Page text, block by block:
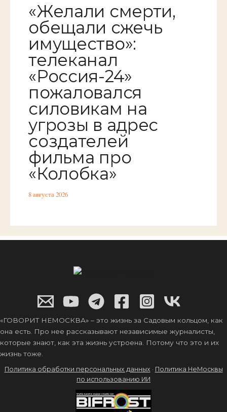
«Желали смерти,
обещали сжечь
имущество»:
телеканал
«Россия-24»
пожаловался
силовикам на
угрозы в адрес
создателей
фильма про
«Колобка»
8 августа 2026
«ГОВОРИТ НЕМОСКВА» – это жизнь за Садовым кольцом, как
она есть. Про нее рассказывают независимые журналисты,
которые знают, как эта жизнь устроена. Потому что это и их
жизнь тоже.
Политика обработки персональных данных · Политика НеМосквы
по использованию ИИ